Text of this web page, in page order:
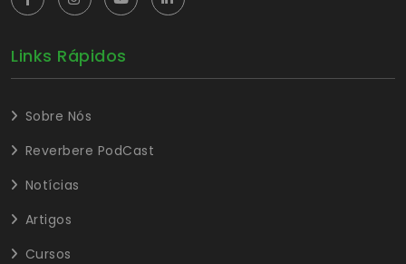
Links Rápidos
Sobre Nós
Reverbere PodCast
Notícias
Artigos
Cursos